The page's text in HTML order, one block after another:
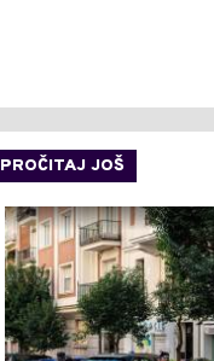
PROČITAJ JOŠ